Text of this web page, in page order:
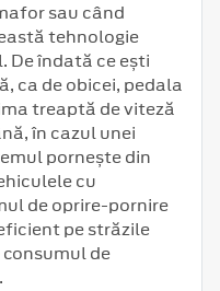
sau când
tehnologie
îndată ce ești
ca de obicei, pedala
treaptă de viteză
în cazul unei
pornește din
cu
de oprire-pornire
pe străzile
de